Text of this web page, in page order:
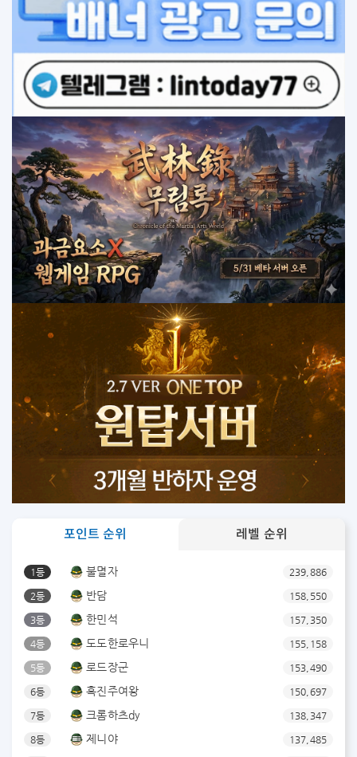
포인트 순위 레벨 순위
1등 불멸자 239,886
2등 반담 158,550
3등 한민석 157,350
4등 도도한로우니 155,158
5등 로드장군 153,490
6등 흑진주여왕 150,697
7등 크롬하츠dy 138,347
8등 제니야 137,485